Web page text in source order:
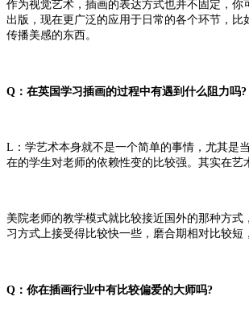
作为视觉艺术，插画的表达方式也并不固定，
出版，现在更广泛的应用于日常的各个环节，
传播美感的东西。
Q：在英国学习插画的过程中有遇到什么阻力吗?
L：学艺术本身就不是一个简单的事情，尤其是
在的学生对老师的依赖性变的比较强。其实在
美院老师的教学模式就比较接近国外的那种方
习方式上接受得比较快一些，磨合期相对比较短
Q：你在插画行业中有比较偏爱的大师吗?